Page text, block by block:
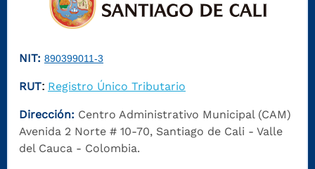
NIT: 890399011-3
RUT: Registro Único Tributario
Dirección: Centro Administrativo Municipal (CAM)
Avenida 2 Norte # 10-70, Santiago de Cali - Valle
del Cauca - Colombia.